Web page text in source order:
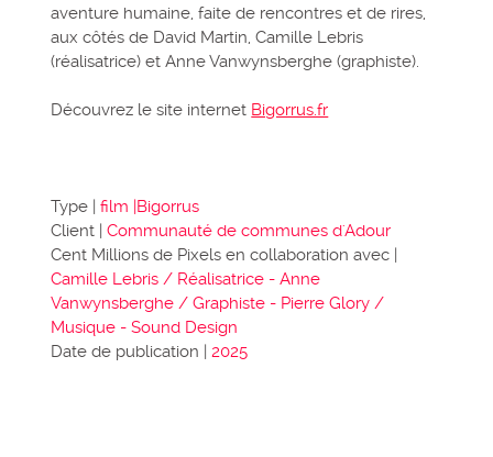
aventure humaine, faite de rencontres et de rires,
aux côtés de David Martin, Camille Lebris
(réalisatrice) et Anne Vanwynsberghe (graphiste).
Découvrez le site internet Bigorrus.fr
Type |film |Bigorrus
Client |Communauté de communes d'Adour
Cent Millions de Pixels en collaboration avec |
Camille Lebris / Réalisatrice - Anne
Vanwynsberghe / Graphiste - Pierre Glory /
Musique - Sound Design
Date de publication | 2025